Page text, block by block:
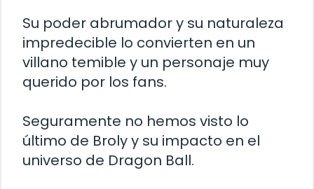
Su poder abrumador y su naturaleza
impredecible lo convierten en un
villano temible y un personaje muy
querido por los fans.
Seguramente no hemos visto lo
último de Broly y su impacto en el
universo de Dragon Ball.